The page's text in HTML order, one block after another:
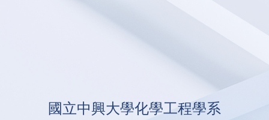
國立中興大學化學工程學系